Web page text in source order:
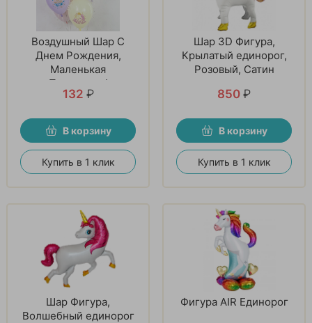
Воздушный Шар С
Днем Рождения,
Маленькая
Принцесса!
132 ₽
В корзину
Купить в 1 клик
Шар 3D Фигура,
Крылатый единорог,
Розовый, Сатин
850 ₽
В корзину
Купить в 1 клик
Шар Фигура,
Волшебный единорог
Фигура AIR Единорог